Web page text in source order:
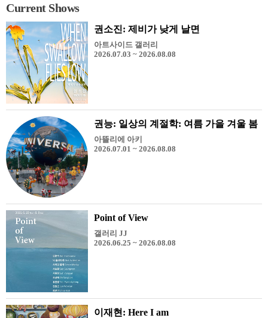
Current Shows
권소진: 제비가 낮게 날면
아트사이드 갤러리
2026.07.03 ~ 2026.08.08
권능: 일상의 계절학: 여름 가을 겨울 봄
아뜰리에 아키
2026.07.01 ~ 2026.08.08
Point of View
갤러리 JJ
2026.06.25 ~ 2026.08.08
이재현: Here I am